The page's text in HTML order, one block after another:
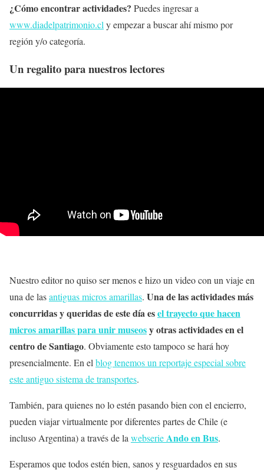
¿Cómo encontrar actividades? Puedes ingresar a
www.diadelpatrimonio.cl y empezar a buscar ahí mismo por
región y/o categoría.
Un regalito para nuestros lectores
Nuestro editor no quiso ser menos e hizo un video con un viaje en
una de lasantiguas micros amarillas. Una de las actividades más
concurridas y queridas de este día esel trayecto que hacen
micros amarillas para unir museosy otras actividades en el
centro de Santiago. Obviamente esto tampoco se hará hoy
presencialmente. En el blog tenemos un reportaje especial sobre
este antiguo sistema de transportes.
También, para quienes no lo estén pasando bien con el encierro,
pueden viajar virtualmente por diferentes partes de Chile (e
incluso Argentina) a través de la webserieAndo en Bus.
Esperamos que todos estén bien, sanos y resguardados en sus